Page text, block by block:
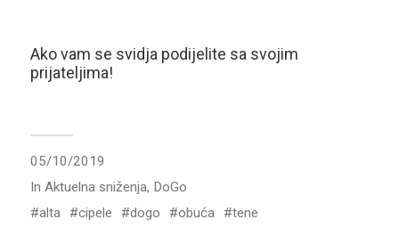
Ako vam se svidja podijelite sa svojim
prijateljima!
05/10/2019
In Aktuelna sniženja, DoGo
alta
cipele dogo obuća tene